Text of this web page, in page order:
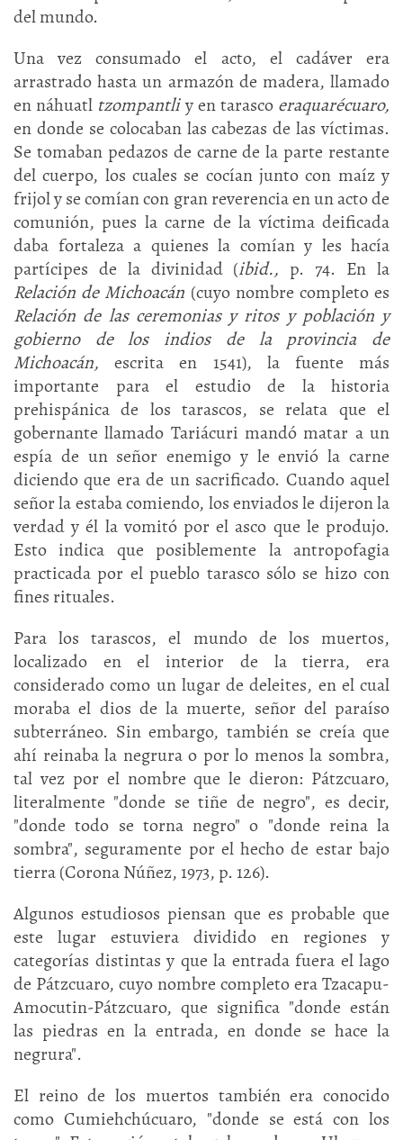
del mundo.
Una vez consumado el acto, el cadáver era
arrastrado hasta un armazón de madera, llamado
en náhuatl tzompantliy en tarasco eraquarécuaro,
en donde se colocaban las cabezas de las víctimas.
Se tomaban pedazos de carne de la parte restante
del cuerpo, los cuales se cocían junto con maíz y
frijol y se comían con gran reverencia en un acto de
comunión, pues la carne de la víctima deificada
daba fortaleza a quienes la comían y les hacía
partícipes de la divinidad (ibid., p. 74. En la
Relación de Michoacán (cuyo nombre completo es
Relación de las ceremonias y ritos y población y
gobierno de los indios de la provincia de
Michoacán,escrita en 1541), la fuente más
importante para el estudio de la historia
prehispánica de los tarascos, se relata que el
gobernante llamado Tariácuri mandó matar a un
espía de un señor enemigo y le envió la carne
diciendo que era de un sacrificado. Cuando aquel
señor la estaba comiendo, los enviados le dijeron la
verdad y él la vomitó por el asco que le produjo.
Esto indica que posiblemente la antropofagia
practicada por el pueblo tarasco sólo se hizo con
fines rituales.
Para los tarascos, el mundo de los muertos,
localizado en el interior de la tierra, era
considerado como un lugar de deleites, en el cual
moraba el dios de la muerte, señor del paraíso
subterráneo. Sin embargo, también se creía que
ahí reinaba la negrura o por lo menos la sombra,
tal vez por el nombre que le dieron: Pátzcuaro,
literalmente "donde se tiñe de negro", es decir,
"donde todo se torna negro" o "donde reina la
sombra", seguramente por el hecho de estar bajo
tierra (Corona Núñez, 1973, p. 126).
Algunos estudiosos piensan que es probable que
este lugar estuviera dividido en regiones y
categorías distintas y que la entrada fuera el lago
de Pátzcuaro, cuyo nombre completo era Tzacapu-
Amocutin-Pátzcuaro, que significa "donde están
las piedras en la entrada, en donde se hace la
negrura".
El reino de los muertos también era conocido
como Cumiehchúcuaro, "donde se está con los